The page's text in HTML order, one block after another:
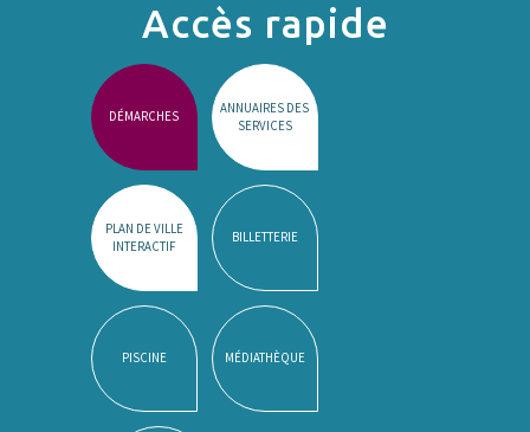
Accès rapide
DÉMARCHES
ANNUAIRES DES
SERVICES
PLAN DE VILLE
INTERACTIF
BILLETTERIE
PISCINE MÉDIATHÈQUE